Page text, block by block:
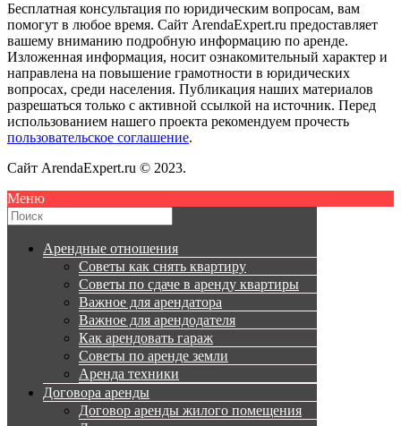
Бесплатная консультация по юридическим вопросам, вам
помогут в любое время. Сайт ArendaExpert.ru предоставляет
вашему вниманию подробную информацию по аренде.
Изложенная информация, носит ознакомительный характер и
направлена на повышение грамотности в юридических
вопросах, среди населения. Публикация наших материалов
разрешаться только с активной ссылкой на источник. Перед
использованием нашего проекта рекомендуем прочесть
пользовательское соглашение.
Сайт ArendaExpert.ru © 2023.
Меню
Арендные отношения
Советы как снять квартиру
Советы по сдаче в аренду квартиры
Важное для арендатора
Важное для арендодателя
Как арендовать гараж
Советы по аренде земли
Аренда техники
Договора аренды
Договор аренды жилого помещения